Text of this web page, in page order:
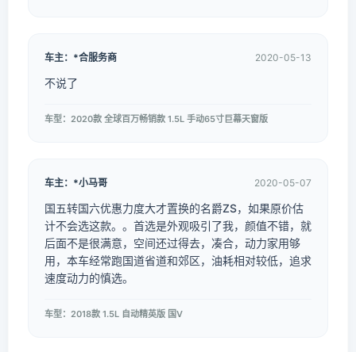
车主：*合服务商 2020-05-13
不说了
车型：2020款 全球百万畅销款 1.5L 手动65寸巨幕天窗版
车主：*小马哥 2020-05-07
国五转国六优惠力度大才置换的名爵ZS，如果原价估
计不会选这款。。首选是外观吸引了我，颜值不错，就
后面不是很满意，空间还过得去，凑合，动力家用够
用，本车经常跑国道省道和郊区，油耗相对较低，追求
速度动力的慎选。
车型：2018款 1.5L 自动精英版 国V